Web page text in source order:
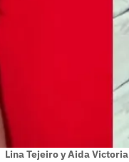
Lina Tejeiro y Aida Victoria